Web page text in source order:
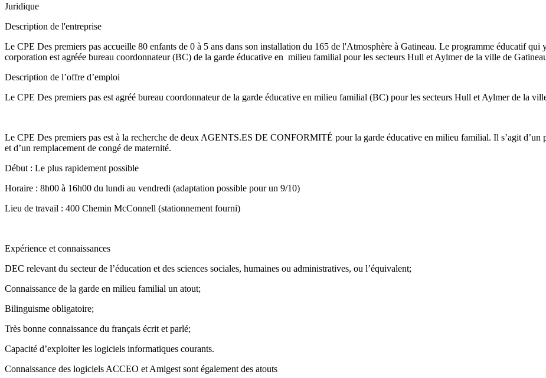
Juridique
Description de l'entreprise
Le CPE Des premiers pas accueille 80 enfants de 0 à 5 ans dans son installation du 165 de l'Atmosphère à Gatineau. Le programme éducatif
corporation est agréée bureau coordonnateur (BC) de la garde éducative en milieu familial pour les secteurs Hull et Aylmer de la ville de
Description de l’offre d’emploi
Le CPE Des premiers pas est agréé bureau coordonnateur de la garde éducative en milieu familial (BC) pour les secteurs Hull et Aylmer de la
Le CPE Des premiers pas est à la recherche de deux AGENTS.ES DE CONFORMITÉ pour la garde éducative en milieu familial. Il s’agit d’un
et d’un remplacement de congé de maternité.
Début : Le plus rapidement possible
Horaire : 8h00 à 16h00 du lundi au vendredi (adaptation possible pour un 9/10)
Lieu de travail : 400 Chemin McConnell (stationnement fourni)
Expérience et connaissances
DEC relevant du secteur de l’éducation et des sciences sociales, humaines ou administratives, ou l’équivalent;
Connaissance de la garde en milieu familial un atout;
Bilinguisme obligatoire;
Très bonne connaissance du français écrit et parlé;
Capacité d’exploiter les logiciels informatiques courants.
Connaissance des logiciels ACCEO et Amigest sont également des atouts